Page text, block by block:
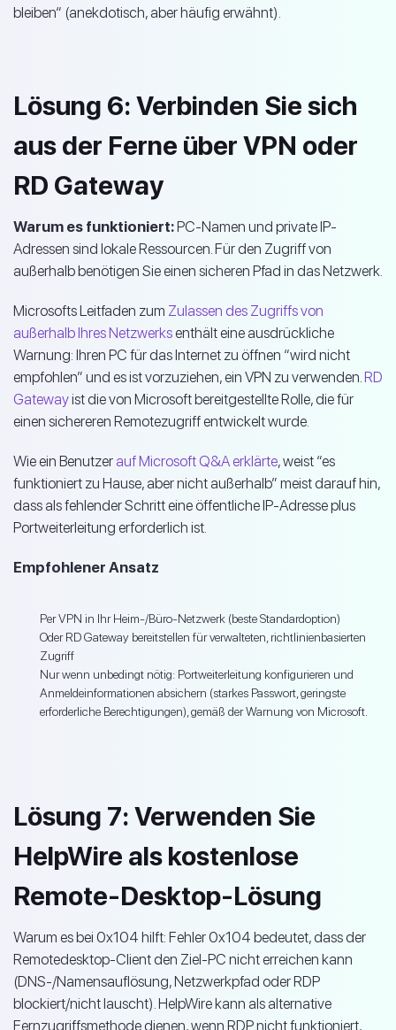
bleiben“ (anekdotisch, aber häufig erwähnt).
Lösung 6: Verbinden Sie sich
aus der Ferne über VPN oder
RD Gateway
Warum es funktioniert:PC-Namen und private IP-
Adressen sind lokale Ressourcen. Für den Zugriff von
außerhalb benötigen Sie einen sicheren Pfad in das Netzwerk.
Microsofts Leitfaden zum Zulassen des Zugriffs von
außerhalb Ihres Netzwerks enthält eine ausdrückliche
Warnung: Ihren PC für das Internet zu öffnen “wird nicht
empfohlen” und es ist vorzuziehen, ein VPN zu verwenden. RD
Gatewayist die von Microsoft bereitgestellte Rolle, die für
einen sichereren Remotezugriff entwickelt wurde.
Wie ein Benutzer auf Microsoft Q&A erklärte, weist “es
funktioniert zu Hause, aber nicht außerhalb” meist darauf hin,
dass als fehlender Schritt eine öffentliche IP-Adresse plus
Portweiterleitung erforderlich ist.
Empfohlener Ansatz
Per VPN in Ihr Heim-/Büro-Netzwerk (beste Standardoption)
Oder RD Gateway bereitstellen für verwalteten, richtlinienbasierten
Zugriff
Nur wenn unbedingt nötig: Portweiterleitung konfigurieren und
Anmeldeinformationen absichern (starkes Passwort, geringste
erforderliche Berechtigungen), gemäß der Warnung von Microsoft.
Lösung 7: Verwenden Sie
HelpWire als kostenlose
Remote-Desktop-Lösung
Warum es bei 0x104 hilft: Fehler 0x104 bedeutet, dass der
Remotedesktop-Client den Ziel-PC nicht erreichen kann
(DNS-/Namensauflösung, Netzwerkpfad oder RDP
blockiert/nicht lauscht). HelpWire kann als alternative
Fernzugriffsmethode dienen, wenn RDP nicht funktioniert,